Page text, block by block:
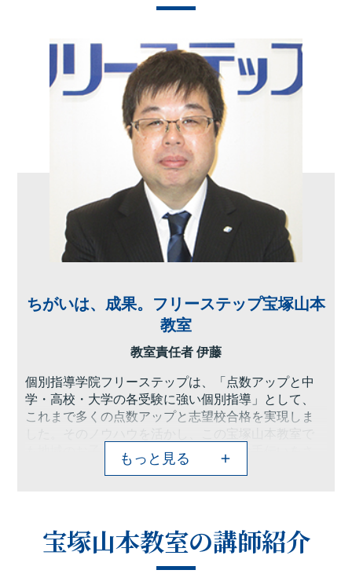
ちがいは、成果。フリーステップ宝塚山本
教室
教室責任者 伊藤
個別指導学院フリーステップは、「点数アップと中
学・高校・大学の各受験に強い個別指導」として、
これまで多くの点数アップと志望校合格を実現しま
した。そのノウハウを活かし、この宝塚山本教室で
も地域のお子さま方の「夢の実現」のお手伝いをさ
せていただきたいと思います。フリーステップで
目標点達成に向けて学習を進めていますので、計画
的に学力向上が目指すことが可能です。
またフリーステップでは大学受験に強い個別指導塾
もっと見る
宝塚山本教室の講師紹介